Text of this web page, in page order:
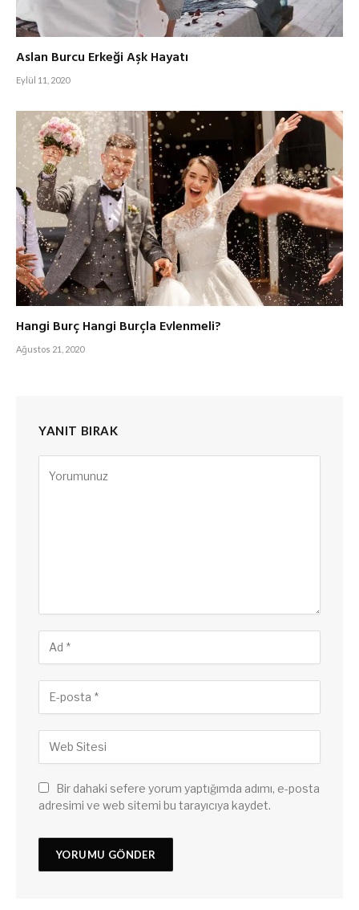
Aslan Burcu Erkeği Aşk Hayatı
Eylül 11, 2020
Hangi Burç Hangi Burçla Evlenmeli?
Ağustos 21, 2020
YANIT BIRAK
Bir dahaki sefere yorum yaptığımda adımı, e-posta
adresimi ve web sitemi bu tarayıcıya kaydet.